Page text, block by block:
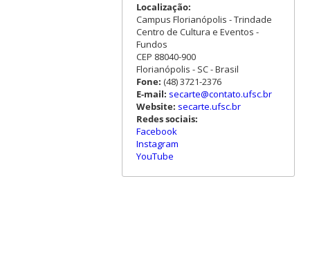
Localização:
Campus Florianópolis - Trindade
Centro de Cultura e Eventos -
Fundos
CEP 88040-900
Florianópolis - SC - Brasil
Fone: (48) 3721-2376
E-mail: secarte@contato.ufsc.br
Website: secarte.ufsc.br
Redes sociais:
Facebook
Instagram
YouTube